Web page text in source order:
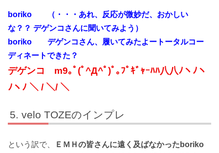
boriko （・・・あれ、反応が微妙だ、おかしい
な？？ デゲンコさんに聞いてみよう）
boriko デゲンコさん、履いてみたよートータルコー
ディネートできた？
デゲンコ m9｡ﾟ(ﾟ^Д^ﾟ)ﾟ｡ﾌﾟｷﾞｬｰﾊﾊ八八ﾉヽﾉヽ
ﾉヽﾉ ＼ / ＼/ ＼
velo TOZEのインプレ
という訳で、
ＥＭＨの皆さんに遠く及ばなかったboriko